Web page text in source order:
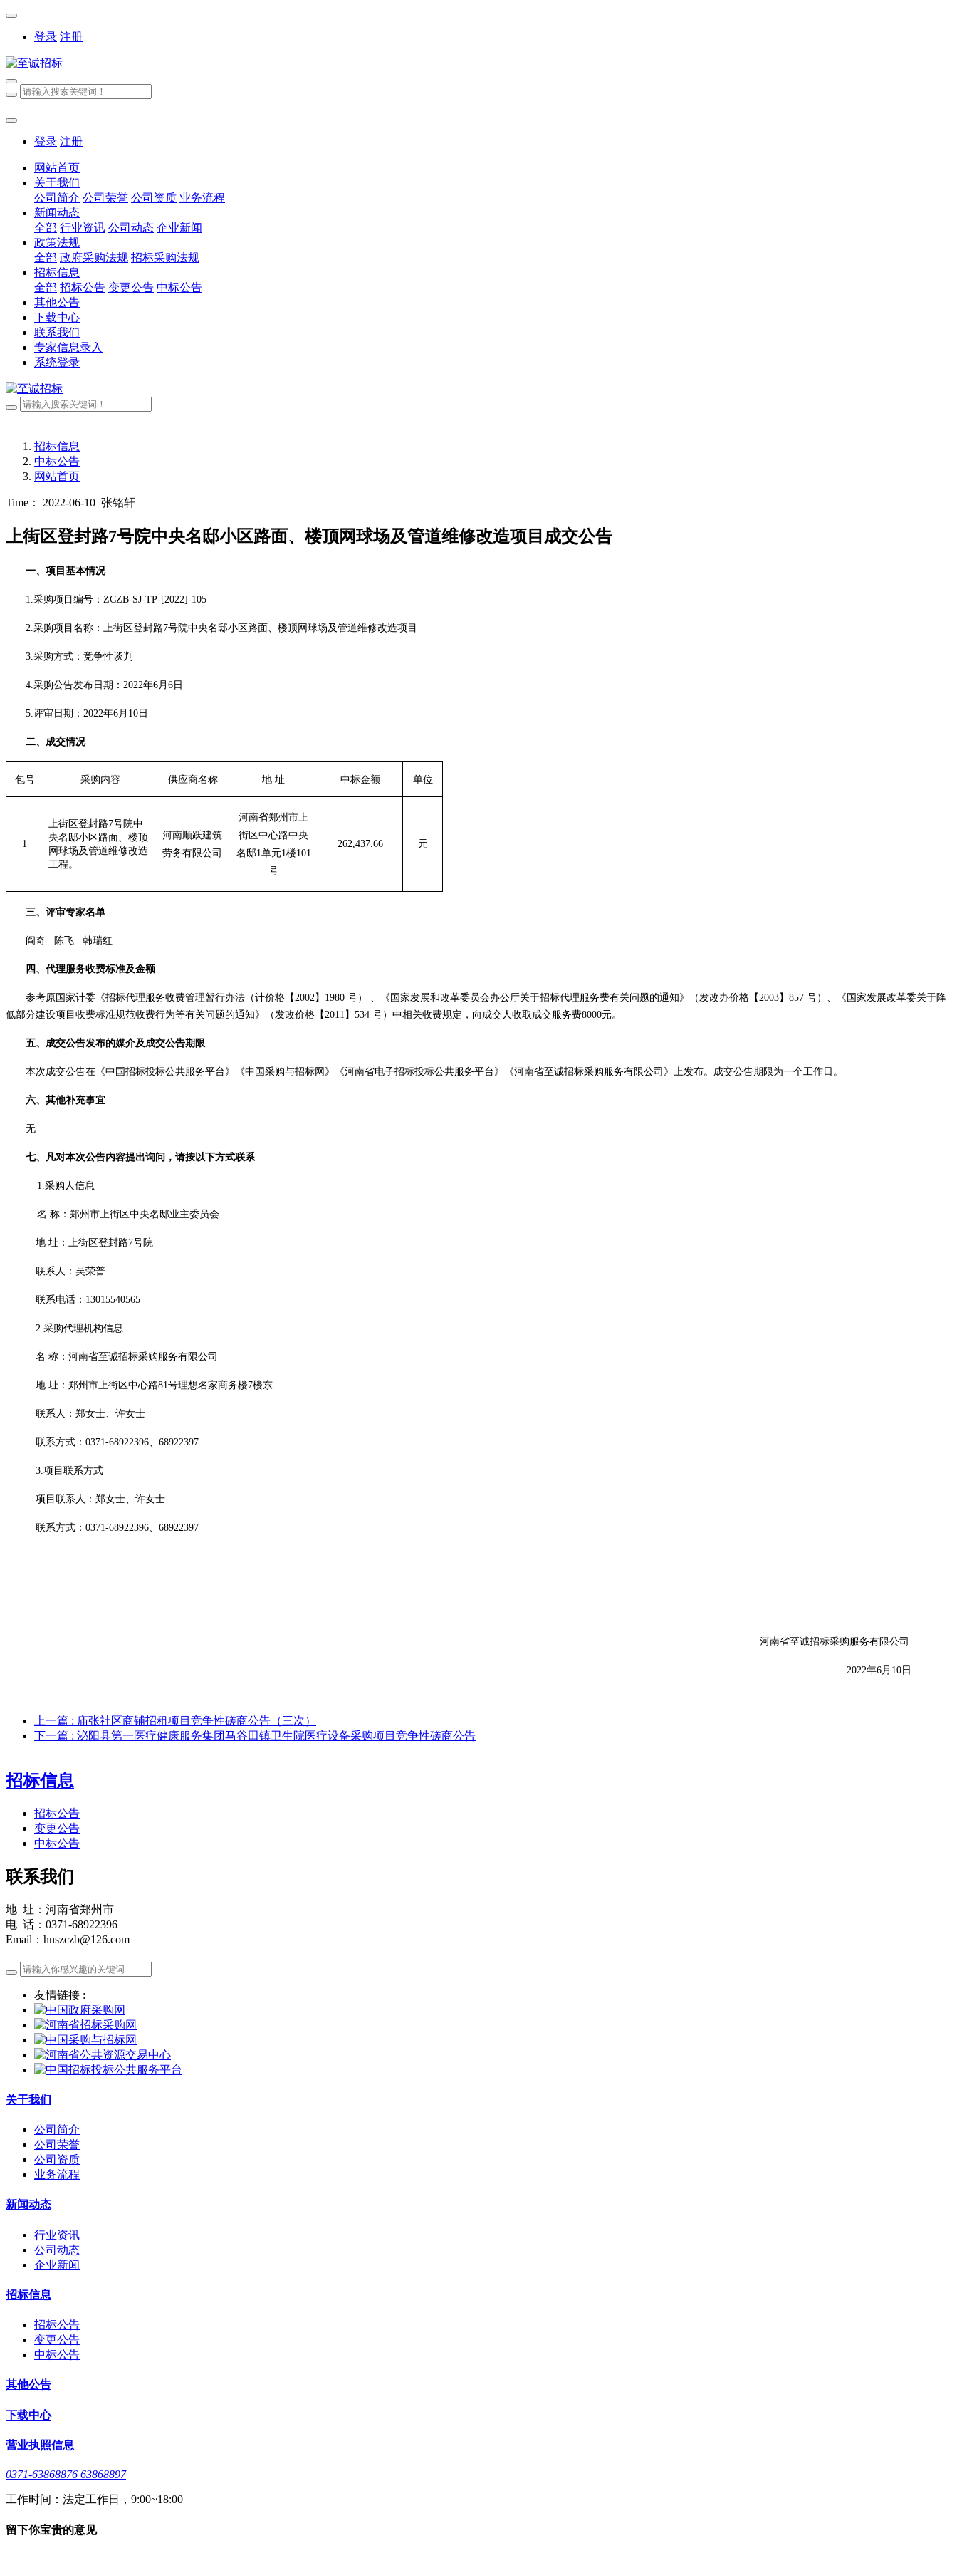
登录 注册
登录 注册
网站首页
关于我们
公司简介 公司荣誉 公司资质 业务流程
新闻动态
全部 行业资讯 公司动态 企业新闻
政策法规
全部 政府采购法规 招标采购法规
招标信息
全部 招标公告 变更公告 中标公告
其他公告
下载中心
联系我们
专家信息录入
系统登录
招标信息
中标公告
网站首页
Time： 2022-06-10 张铭轩
上街区登封路7号院中央名邸小区路面、楼顶网球场及管道维修改造项目成交公告
一、项目基本情况
1.采购项目编号： ZCZB-SJ-TP-[2022]-105
2.采购项目名称：上街区登封路7号院中央名邸小区路面、楼顶网球场及管道维修改造项目
3.采购方式：竞争性谈判
4.采购公告发布日期： 2022年6月6日
5.评审日期：2022年6月10日
二、成交情况
包号 采购内容 供应商名称 地 址 中标金额 单位
1
上街区登封路7号院中
央名邸小区路面、楼顶
网球场及管道维修改造
工程。
河南顺跃建筑
劳务有限公司
河南省郑州市上
街区中心路中央
名邸1单元1楼101
号
262,437.66 元
三、评审专家名单
阎奇 陈飞 韩瑞红
四、代理服务收费标准及金额
参考原国家计委《招标代理服务收费管理暂行办法（计价格【2002】1980 号） 、《国家发展和改革委员会办公厅关于招标代理服务费有关问题的通知》（发改办价格【2003】857 号）、《国家发展改革委关于降
低部分建设项目收费标准规范收费行为等有关问题的通知》（发改价格【2011】534 号）中相关收费规定，向成交人收取成交服务费8000元。
五、成交公告发布的媒介及成交公告期限
本次成交公告在《中国招标投标公共服务平台》《中国采购与招标网》《河南省电子招标投标公共服务平台》《河南省至诚招标采购服务有限公司》上发布。成交公告期限为一个工作日。
六、其他补充事宜
无
七、凡对本次公告内容提出询问，请按以下方式联系
1.采购人信息
名 称： 郑州市上街区中央名邸业主委员会
地 址：上街区登封路7号院
联系人：吴荣普
联系电话： 13015540565
2.采购代理机构信息
名 称：河南省至诚招标采购服务有限公司
地 址：郑州市上街区中心路81号理想名家商务楼7楼东
联系人：郑女士、许女士
联系方式： 0371-68922396、68922397
3.项目联系方式
项目联系人：郑女士、许女士
联系方式： 0371-68922396、68922397
河南省至诚招标采购服务有限公司
2022年6月 10 日
上一篇 : 庙张社区商铺招租项目竞争性磋商公告（三次）
下一篇 : 泌阳县第一医疗健康服务集团马谷田镇卫生院医疗设备采购项目竞争性磋商公告
招标信息
招标公告
变更公告
中标公告
联系我们
地 址：河南省郑州市
电 话：0371-68922396
Email：hnszczb@126.com
友情链接 :
关于我们
公司简介
公司荣誉
公司资质
业务流程
新闻动态
行业资讯
公司动态
企业新闻
招标信息
招标公告
变更公告
中标公告
其他公告
下载中心
营业执照信息
0371-63868876 63868897
工作时间：法定工作日，9:00~18:00
留下你宝贵的意见